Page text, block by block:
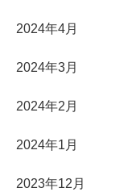
2024年4月
2024年3月
2024年2月
2024年1月
2023年12月